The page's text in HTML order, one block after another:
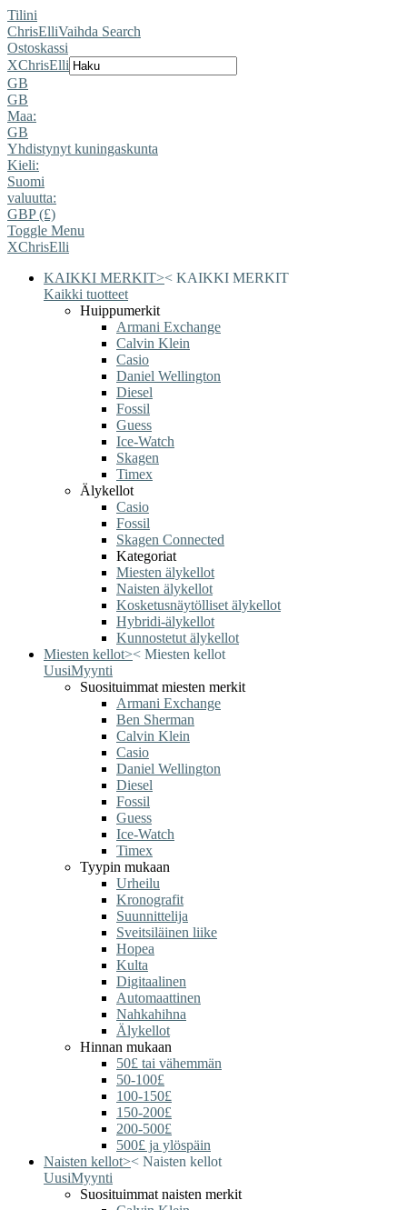
Tilini
ChrisElliVaihda Search
Ostoskassi
XChrisElli
GB
GB
Maa:
GB
Yhdistynyt kuningaskunta
Kieli:
Suomi
valuutta:
GBP (£)
Toggle Menu
XChrisElli
KAIKKI MERKIT>< KAIKKI MERKIT
Kaikki tuotteet
Huippumerkit
Armani Exchange
Calvin Klein
Casio
Daniel Wellington
Diesel
Fossil
Guess
Ice-Watch
Skagen
Timex
Älykellot
Casio
Fossil
Skagen Connected
Kategoriat
Miesten älykellot
Naisten älykellot
Kosketusnäytölliset älykellot
Hybridi-älykellot
Kunnostetut älykellot
Miesten kellot>< Miesten kellot
UusiMyynti
Suosituimmat miesten merkit
Armani Exchange
Ben Sherman
Calvin Klein
Casio
Daniel Wellington
Diesel
Fossil
Guess
Ice-Watch
Timex
Tyypin mukaan
Urheilu
Kronografit
Suunnittelija
Sveitsiläinen liike
Hopea
Kulta
Digitaalinen
Automaattinen
Nahkahihna
Älykellot
Hinnan mukaan
50£ tai vähemmän
50-100£
100-150£
150-200£
200-500£
500£ ja ylöspäin
Naisten kellot>< Naisten kellot
UusiMyynti
Suosituimmat naisten merkit